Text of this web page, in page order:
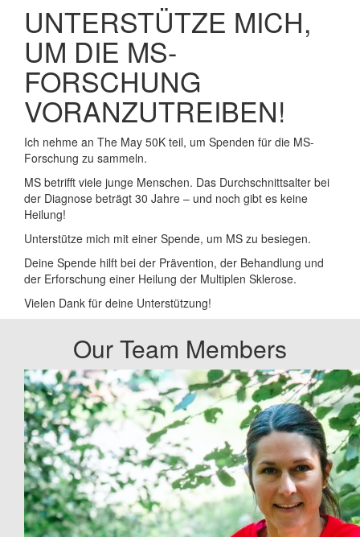
UNTERSTÜTZE MICH,
UM DIE MS-
FORSCHUNG
VORANZUTREIBEN!
Ich nehme an The May 50K teil, um Spenden für die MS-
Forschung zu sammeln.
MS betrifft viele junge Menschen. Das Durchschnittsalter bei
der Diagnose beträgt 30 Jahre – und noch gibt es keine
Heilung!
Unterstütze mich mit einer Spende, um MS zu besiegen.
Deine Spende hilft bei der Prävention, der Behandlung und
der Erforschung einer Heilung der Multiplen Sklerose.
Vielen Dank für deine Unterstützung!
Our Team Members